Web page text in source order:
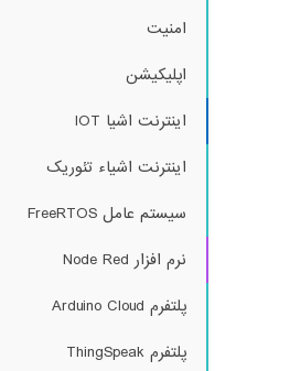
امنیت
اپلیکیشن
اینترنت اشیا IOT
اینترنت اشیاء تئوریک
سیستم عامل FreeRTOS
نرم افزار Node Red
پلتفرم Arduino Cloud
پلتفرم ThingSpeak